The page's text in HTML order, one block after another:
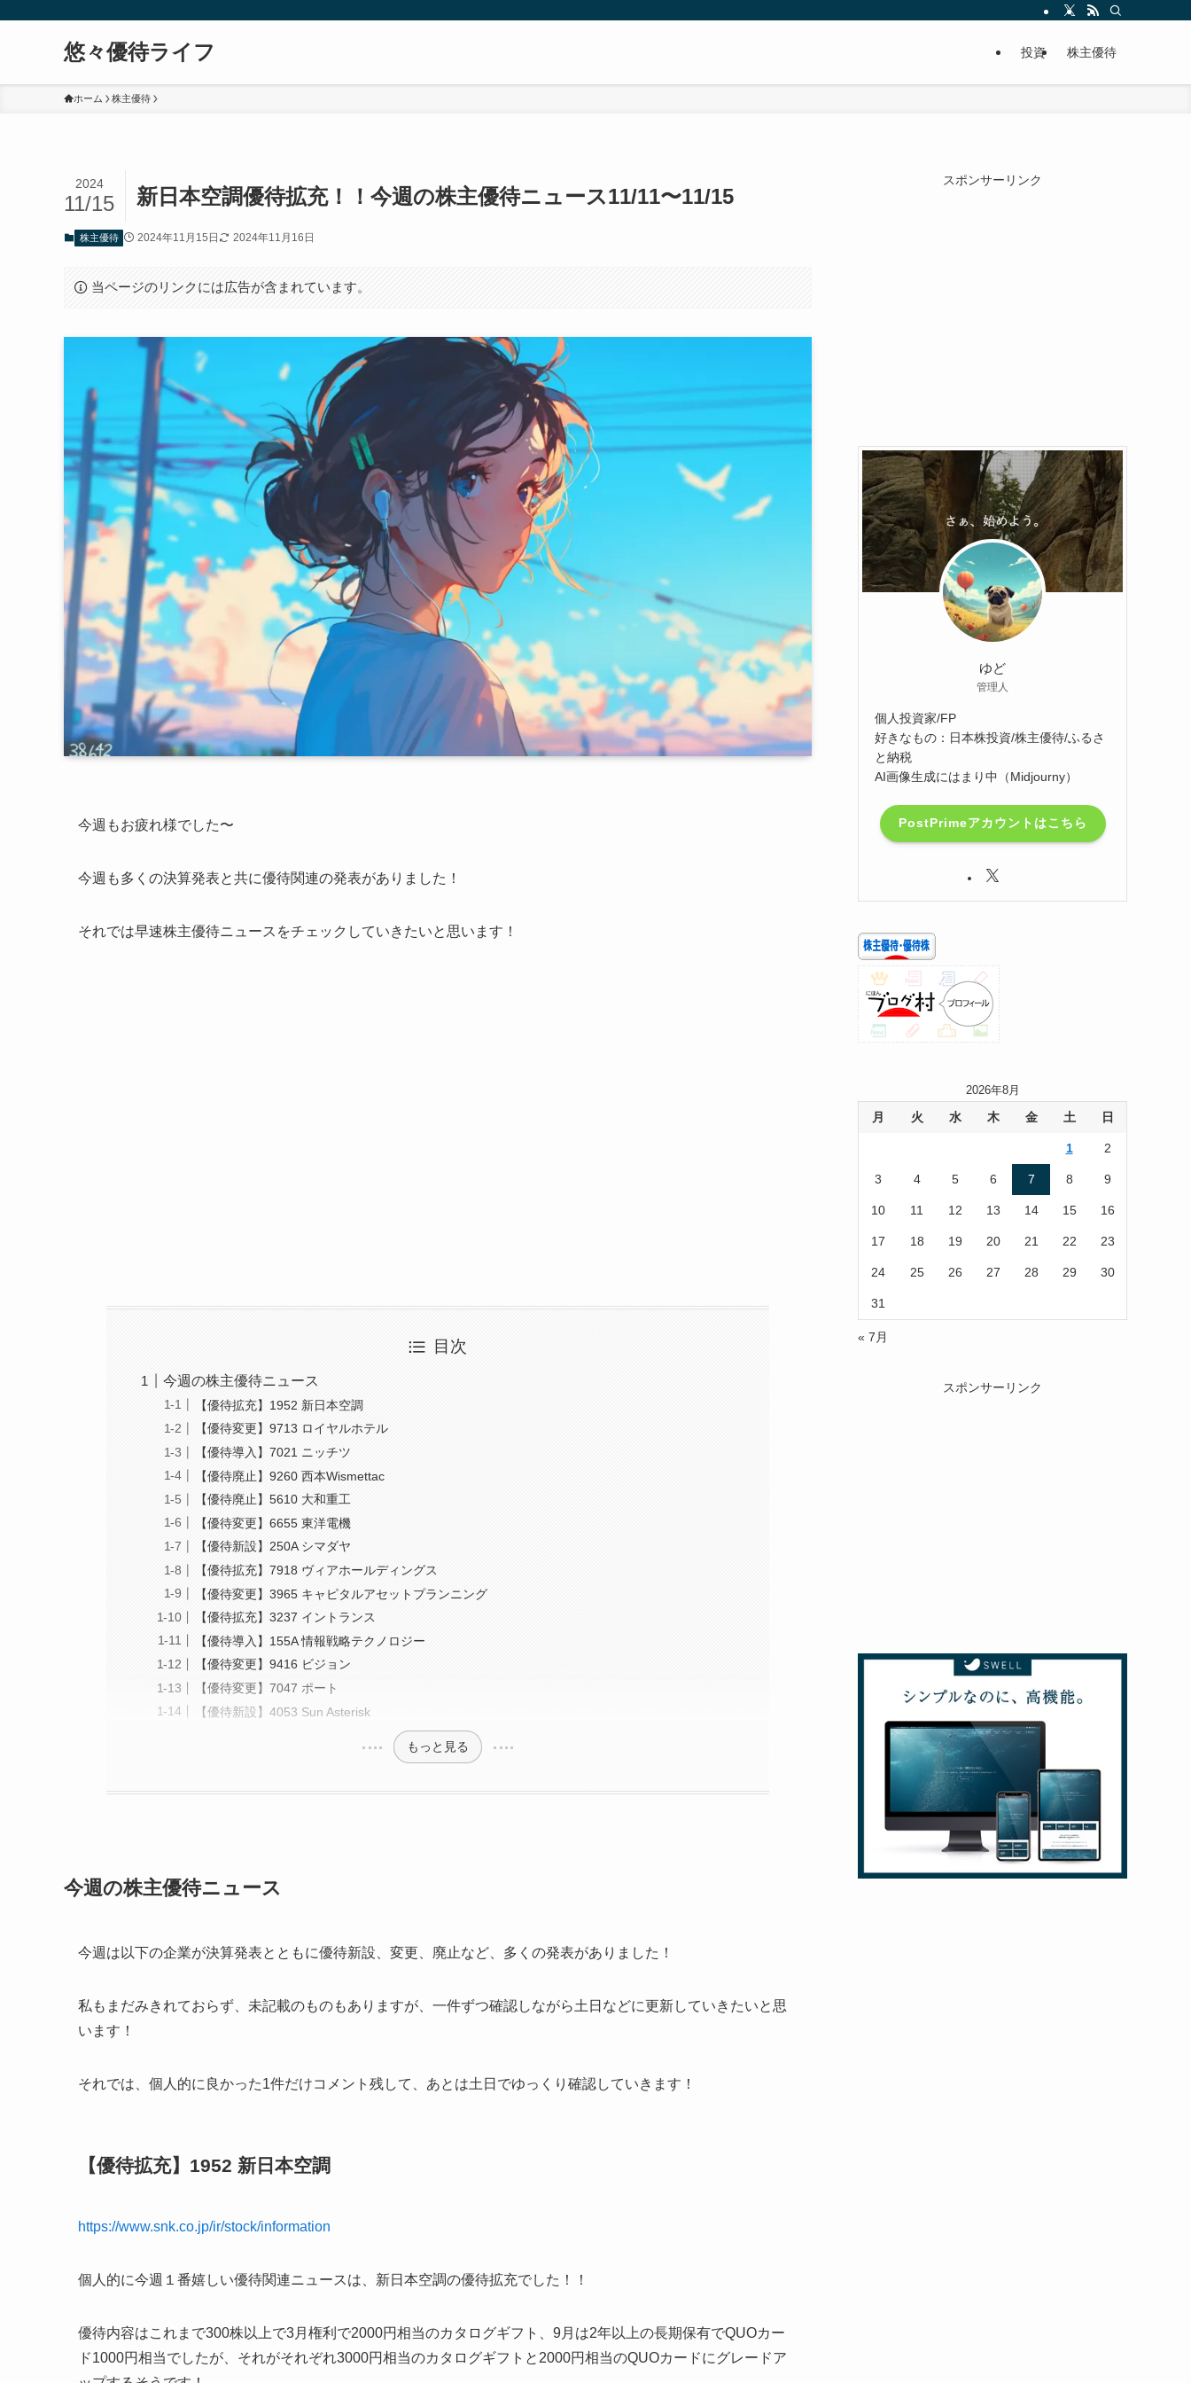
悠々優待ライフ 投資 株主優待
ホーム 株主優待
新日本空調優待拡充！！今週の株主優待ニュース11/11〜11/15
2024
11/15
株主優待 2024年11月15日 2024年11月16日
当ページのリンクには広告が含まれています。
今週もお疲れ様でした〜
今週も多くの決算発表と共に優待関連の発表がありました！
それでは早速株主優待ニュースをチェックしていきたいと思います！
目次
今週の株主優待ニュース
【優待拡充】1952 新日本空調
【優待変更】9713 ロイヤルホテル
【優待導入】7021 ニッチツ
【優待廃止】9260 西本Wismettac
【優待廃止】5610 大和重工
【優待変更】6655 東洋電機
【優待新設】250A シマダヤ
【優待拡充】7918 ヴィアホールディングス
【優待変更】3965 キャピタルアセットプランニング
【優待拡充】3237 イントランス
【優待導入】155A 情報戦略テクノロジー
【優待変更】9416 ビジョン
【優待変更】7047 ポート
【優待新設】4053 Sun Asterisk
もっと見る
今週の株主優待ニュース
今週は以下の企業が決算発表とともに優待新設、変更、廃止など、多くの発表がありました！
私もまだみきれておらず、未記載のものもありますが、一件ずつ確認しながら土日などに更新していきたいと思
います！
それでは、個人的に良かった1件だけコメント残して、あとは土日でゆっくり確認していきます！
【優待拡充】1952 新日本空調
https://www.snk.co.jp/ir/stock/information
個人的に今週１番嬉しい優待関連ニュースは、新日本空調の優待拡充でした！！
優待内容はこれまで300株以上で3月権利で2000円相当のカタログギフト、9月は2年以上の長期保有でQUOカー
ド1000円相当でしたが、それがそれぞれ3000円相当のカタログギフトと2000円相当のQUOカードにグレードア
スポンサーリンク
ゆど
管理人
個人投資家/FP
好きなもの：日本株投資/株主優待/ふるさ
と納税
AI画像生成にはまり中（Midjourny）
PostPrimeアカウントはこちら
2026年8月
月 火 水 木 金 土 日
1 2
3 4 5 6 7 8 9
10 11 12 13 14 15 16
17 18 19 20 21 22 23
24 25 26 27 28 29 30
31
« 7月
スポンサーリンク